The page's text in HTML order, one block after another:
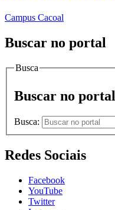
Campus Cacoal
Buscar no portal
Busca
Buscar no portal
Busca:
Redes Sociais
Facebook
YouTube
Twitter